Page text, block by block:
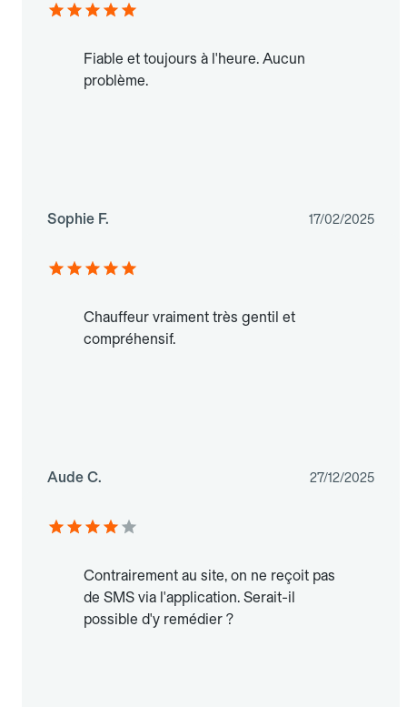
Fiable et toujours à l'heure. Aucun
problème.
Sophie F. 17/02/2025
Chauffeur vraiment très gentil et
compréhensif.
Aude C. 27/12/2025
Contrairement au site, on ne reçoit pas
de SMS via l'application. Serait-il
possible d'y remédier ?